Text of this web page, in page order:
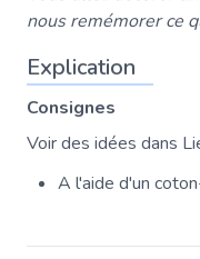
nous remémorer ce
Explication
Consignes
Voir des idées dans
A l'aide d'un